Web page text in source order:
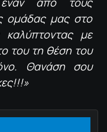
ομάδας μας στο
με
του τη θέση του
Θανάση σου